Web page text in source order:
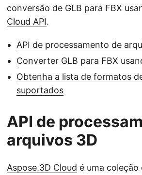
conversão de GLB para FBX
Cloud API.
API de processamento de
Converter GLB para FBX
Obtenha a lista de formatos
suportados
API de
arquivos 3D
Aspose.3D Cloud é uma coleção